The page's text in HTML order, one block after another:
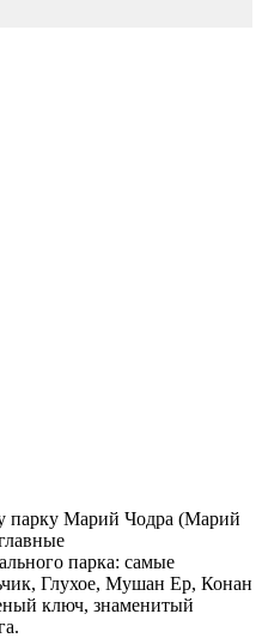
парку Марий Чодра (Марий
парка: самые
Глухое, Мушан Ер, Конан
ключ, знаменитый